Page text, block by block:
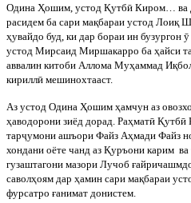
Одина Ҳошим устод Қутбӣ Киром ва
расидем ба сари мақбараи устод Лоиқ
ҳувайдо буд, ки дар бораи ин бузургон ӯ
устод Мирсаид Миршакарро ба ҳайси
аввалин китоби Аллома Муҳаммад
кириллӣ мешинохтааст.
Аз устод Одина Ҳошим ҳамчун аз
ҳаводорони зиёд дорад. Раҳматӣ Қутбӣ
тарҷумони ашъори Файз Аҳмади Файз
хондани оёте чанд аз Қуръони карим
гузаштагони мазори Лучоб
саволҳоям дар ҳамин сари мақбараи
фурсатро ғанимат донистем.